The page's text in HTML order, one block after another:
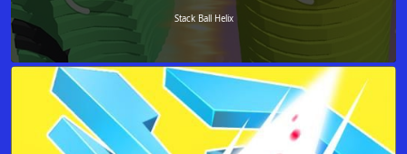
Stack Ball Helix